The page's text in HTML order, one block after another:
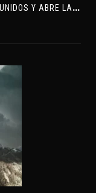
U
N METEORO EXPLOTA SOBRE ESTADOS UNIDOS Y ABRE LA PISTA DE POLAR-IM, UN POSIBLE VISITANTE INTERESTELAR